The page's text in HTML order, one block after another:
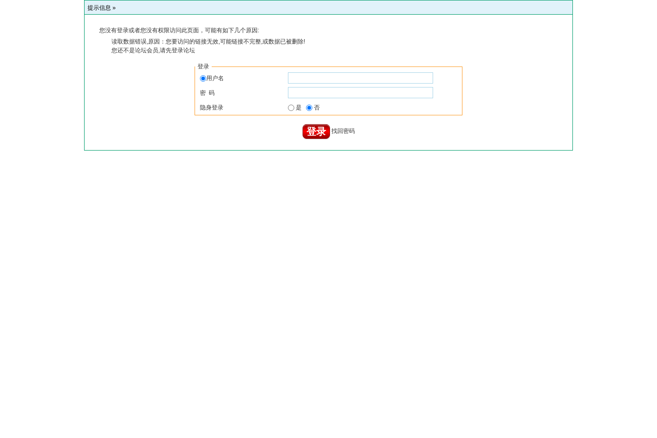
提示信息 »
您没有登录或者您没有权限访问此页面，可能有如下几个原因:
读取数据错误,原因：您要访问的链接无效,可能链接不完整,或数据已被删除!
您还不是论坛会员,请先登录论坛
登录
用户名
密 码
隐身登录 是 否
找回密码